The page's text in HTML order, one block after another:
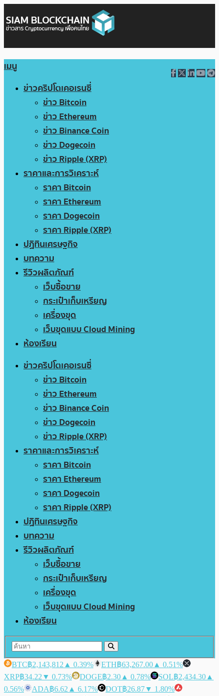
เมนู
ข่าวคริปโตเคอเรนซี่
ข่าว Bitcoin
ข่าว Ethereum
ข่าว Binance Coin
ข่าว Dogecoin
ข่าว Ripple (XRP)
ราคาและการวิเคราะห์
ราคา Bitcoin
ราคา Ethereum
ราคา Dogecoin
ราคา Ripple (XRP)
ปฏิทินเศรษฐกิจ
บทความ
รีวิวผลิตภัณฑ์
เว็บซื้อขาย
กระเป๋าเก็บเหรียญ
เครื่องขุด
เว็บขุดแบบ Cloud Mining
ห้องเรียน
ข่าวคริปโตเคอเรนซี่
ข่าว Bitcoin
ข่าว Ethereum
ข่าว Binance Coin
ข่าว Dogecoin
ข่าว Ripple (XRP)
ราคาและการวิเคราะห์
ราคา Bitcoin
ราคา Ethereum
ราคา Dogecoin
ราคา Ripple (XRP)
ปฏิทินเศรษฐกิจ
บทความ
รีวิวผลิตภัณฑ์
เว็บซื้อขาย
กระเป๋าเก็บเหรียญ
เครื่องขุด
เว็บขุดแบบ Cloud Mining
ห้องเรียน
BTC฿2,143,812 ▲ 0.39% ETH฿63,267.00 ▲ 0.51%
XRP฿34.22 ▼ 0.73% DOGE฿2.30 ▲ 0.78% SOL฿2,434.30 ▲
0.56%
ADA฿6.62 ▲ 6.17% DOT฿26.87▼ 1.80%